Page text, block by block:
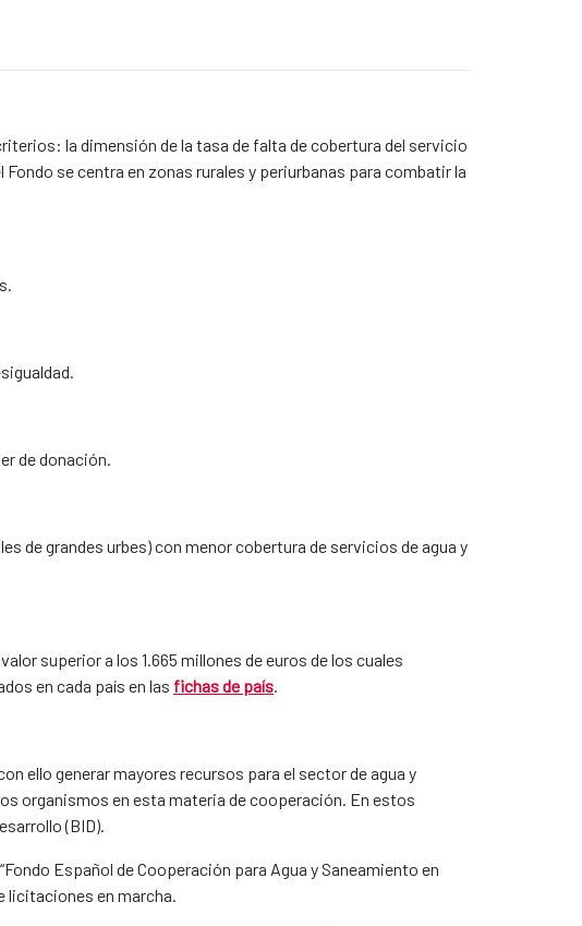
la dimensión de la tasa de falta de cobertura del servicio
se centra en zonas rurales y periurbanas para combatir la
de donación.
de grandes urbes) con menor cobertura de servicios de agua y
superior a los 1.665 millones de euros de los cuales
en cada país en las fichas de país
ello generar mayores recursos para el sector de agua y
organismos en esta materia de cooperación. En estos
(BID).
Español de Cooperación para Agua y Saneamiento en
licitaciones en marcha.